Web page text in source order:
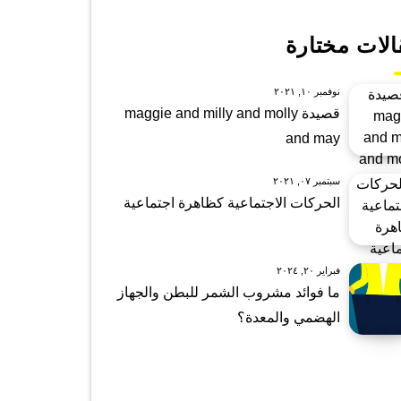
مختارة
نوفمبر ١٠, ٢٠٢١
قصيدة maggie and milly and molly
and may
سبتمبر ٠٧, ٢٠٢١
الحركات الاجتماعية كظاهرة اجتماعية
فبراير ٢٠, ٢٠٢٤
ما فوائد مشروب الشمر للبطن والجهاز
الهضمي والمعدة؟